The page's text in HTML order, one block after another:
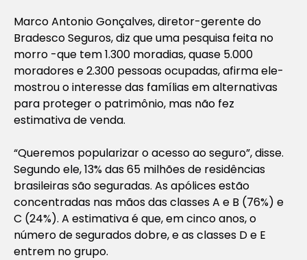
Marco Antonio Gonçalves, diretor-gerente do
Bradesco Seguros, diz que uma pesquisa feita no
morro -que tem 1.300 moradias, quase 5.000
moradores e 2.300 pessoas ocupadas, afirma ele-
mostrou o interesse das famílias em alternativas
para proteger o patrimônio, mas não fez
estimativa de venda.
“Queremos popularizar o acesso ao seguro”, disse.
Segundo ele, 13% das 65 milhões de residências
brasileiras são seguradas. As apólices estão
concentradas nas mãos das classes A e B (76%) e
C (24%). A estimativa é que, em cinco anos, o
número de segurados dobre, e as classes D e E
entrem no grupo.